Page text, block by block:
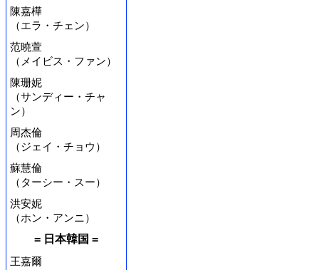
陳嘉樺
（エラ・チェン）
范曉萱
（メイビス・ファン）
陳珊妮
（サンディー・チャ
ン）
周杰倫
（ジェイ・チョウ）
蘇慧倫
（ターシー・スー）
洪安妮
（ホン・アンニ）
= 日本韓国 =
王嘉爾